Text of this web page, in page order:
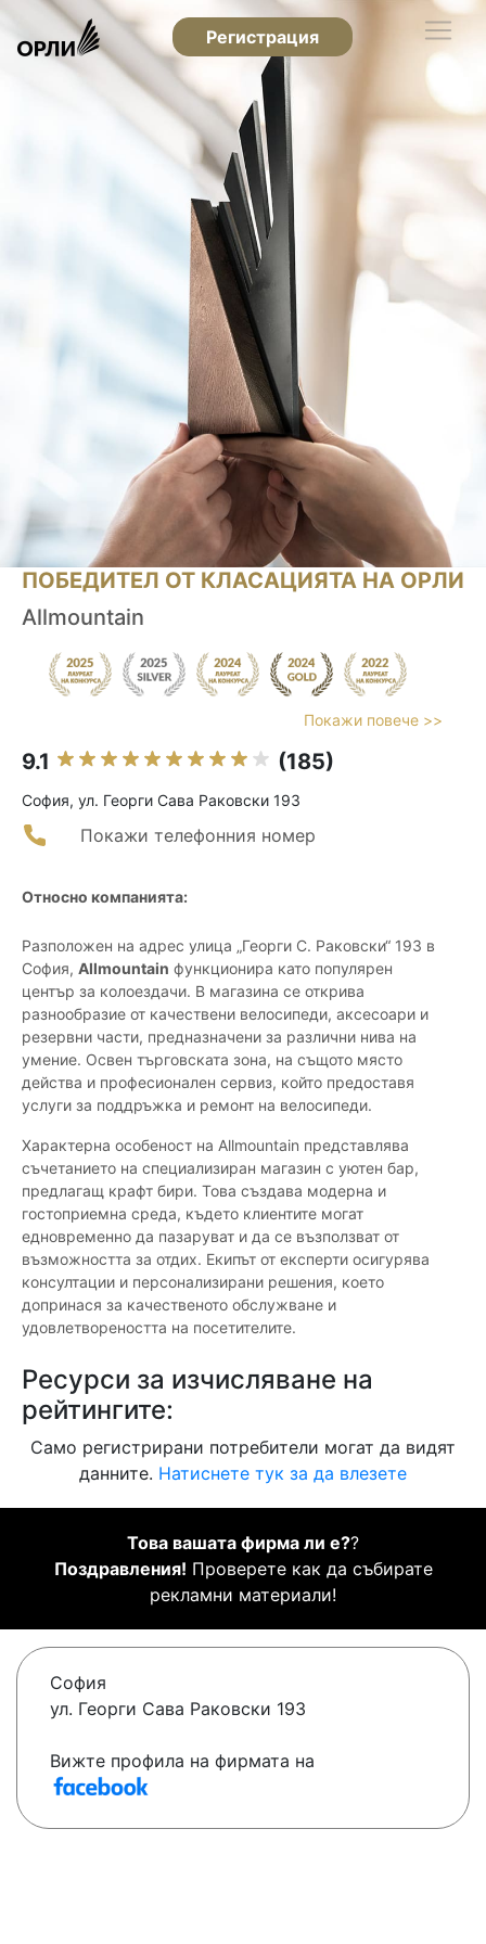
Регистрация
ПОБЕДИТЕЛ ОТ КЛАСАЦИЯТА НА ОРЛИ
Allmountain
Покажи повече >>
9.1 (185)
София, ул. Георги Сава Раковски 193
Покажи телефонния номер
Относно компанията:
Разположен на адрес улица „Георги С. Раковски“ 193 в
София, Allmountain функционира като популярен
център за колоездачи. В магазина се открива
разнообразие от качествени велосипеди, аксесоари и
резервни части, предназначени за различни нива на
умение. Освен търговската зона, на същото място
действа и професионален сервиз, който предоставя
услуги за поддръжка и ремонт на велосипеди.
Характерна особеност на Allmountain представлява
съчетанието на специализиран магазин с уютен бар,
предлагащ крафт бири. Това създава модерна и
гостоприемна среда, където клиентите могат
едновременно да пазаруват и да се възползват от
възможността за отдих. Екипът от експерти осигурява
консултации и персонализирани решения, което
допринася за качественото обслужване и
удовлетвореността на посетителите.
Ресурси за изчисляване на
рейтингите:
Само регистрирани потребители могат да видят
данните. Натиснете тук за да влезете
Това вашата фирма ли е??
Поздравления! Проверете как да събирате
рекламни материали!
София
ул. Георги Сава Раковски 193
Вижте профила на фирмата на